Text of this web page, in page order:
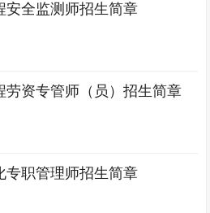
安全监测师招生简章
劳资专管师（员）招生简章
专职管理师招生简章